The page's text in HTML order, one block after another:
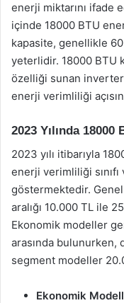
enerji miktarını ifade
içinde 18000 BTU
kapasite, genellikle
yeterlidir. 18000 BTU
özelliği sunan
enerji verimliliği
2023 Yılında
2023 yılı itibarıyla
enerji verimliliği
göstermektedir.
aralığı 10.000 TL ile
Ekonomik modeller
arasında
segment modeller
Ekonomik